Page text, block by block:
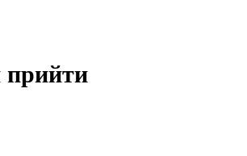
прийти